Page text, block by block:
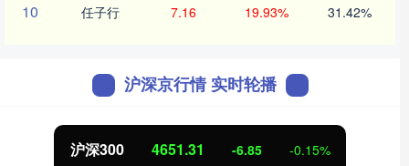
10 任子行 7.16 19.93% 31.42%
沪深京行情 实时轮播
北证50 1122.88 3.42 0.30%